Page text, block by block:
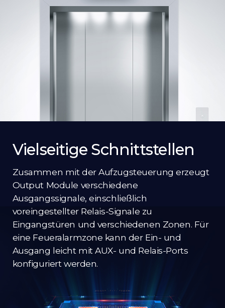
Vielseitige Schnittstellen
Zusammen mit der Aufzugsteuerung erzeugt
Output Module verschiedene
Ausgangssignale, einschließlich
voreingestellter Relais-Signale zu
Eingangstüren und verschiedenen Zonen. Für
eine Feueralarmzone kann der Ein- und
Ausgang leicht mit AUX- und Relais-Ports
konfiguriert werden.